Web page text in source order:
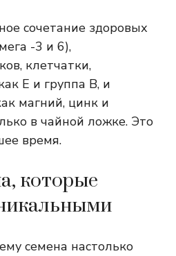
сочетание здоровых
-3 и 6),
клетчатки,
E и группа B, и
магний, цинк и
в чайной ложке. Это
время.
которые
семена настолько